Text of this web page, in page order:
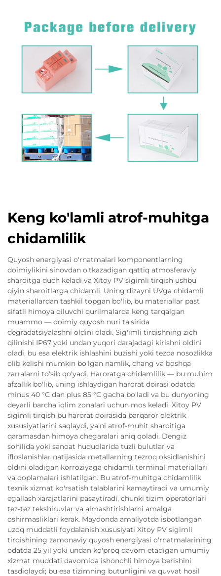
Keng ko'lamli atrof-muhitga
chidamlilik
Quyosh energiyasi o'rnatmalari komponentlarning
doimiylikini sinovdan o'tkazadigan qattiq atmosferaviy
sharoitga duch keladi va Xitoy PV sigimli tirqish ushbu
qiyin sharoitlarga chidamli. Uning dizayni UVga chidamli
materiallardan tashkil topgan bo'lib, bu materiallar past
sifatli himoya qiluvchi qurilmalarda keng tarqalgan
muammo — doimiy quyosh nuri ta'sirida
degradatsiyalashni oldini oladi. Sig'imli tirqishning zich
qilinishi IP67 yoki undan yuqori darajadagi kirishni oldini
oladi, bu esa elektrik ishlashini buzishi yoki tezda nosozlikka
olib kelishi mumkin bo'lgan namlik, chang va boshqa
zarralarni to'sib qo'yadi. Haroratga chidamlilik — bu muhim
afzallik bo'lib, uning ishlaydigan harorat doirasi odatda
minus 40 °C dan plus 85 °C gacha bo'ladi va bu dunyoning
deyarli barcha iqlim zonalari uchun mos keladi. Xitoy PV
sigimli tirqish bu harorat doirasida barqaror elektrik
xususiyatlarini saqlaydi, ya'ni atrof-muhit sharoitiga
qaramasdan himoya chegaralari aniq qoladi. Dengiz
sohilida yoki sanoat hududlarida tuzli bulutlar va
ifloslanishlar natijasida metallarning tezroq oksidlanishini
oldini oladigan korroziyaga chidamli terminal materiallari
va qoplamalari ishlatilgan. Bu atrof-muhitga chidamlilik
texnik xizmat ko'rsatish talablarini kamaytiradi va umumiy
egallash xarajatlarini pasaytiradi, chunki tizim operatorlari
tez-tez tekshiruvlar va almashtirishlarni amalga
oshirmasliklari kerak. Maydonda amaliyotda isbotlangan
uzoq muddatli foydalanish xususiyati Xitoy PV sigimli
tirqishining zamonaviy quyosh energiyasi o'rnatmalarining
odatda 25 yil yoki undan ko'proq davom etadigan umumiy
xizmat muddati davomida ishonchli himoya berishini
tasdiqlaydi; bu esa tizimning butunligini va quvvat hosil